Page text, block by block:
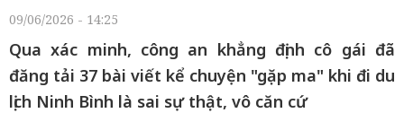
09/06/2026 - 14:25
Qua xác minh, công an khẳng định cô gái đã
đăng tải 37 bài viết kể chuyện "gặp ma" khi đi du
lịch Ninh Bình là sai sự thật, vô căn cứ